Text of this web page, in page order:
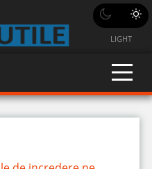
LIGHT